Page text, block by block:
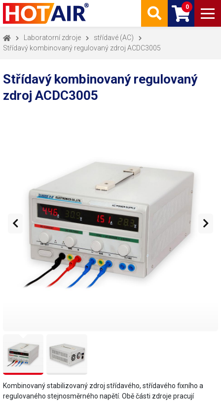
0
Laboratorní zdroje
střídavé (AC)
Střídavý kombinovaný regulovaný zdroj ACDC3005
Střídavý kombinovaný regulovaný
zdroj ACDC3005
Kombinovaný stabilizovaný zdroj střídavého, střídavého fixního a
regulovaného stejnosměrného napětí. Obě části zdroje pracují